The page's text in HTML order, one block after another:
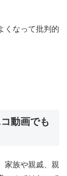
くなって批判的
動画でも
家族や親戚、親